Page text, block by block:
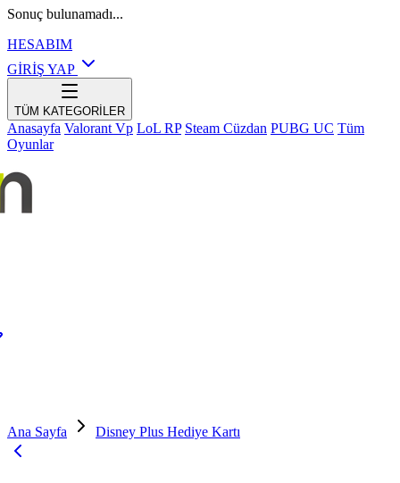
Sonuç bulunamadı...
HESABIM
GİRİŞ YAP
TÜM KATEGORİLER
Anasayfa Valorant Vp LoL RP Steam Cüzdan PUBG UC Tüm
Oyunlar
Ana Sayfa Disney Plus Hediye Kartı